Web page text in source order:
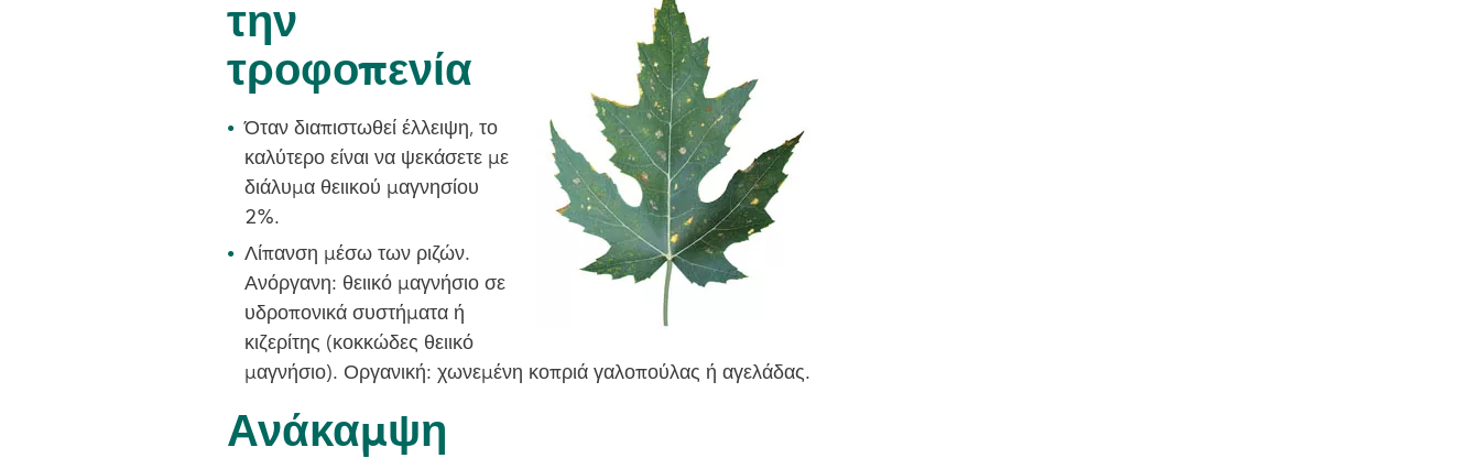
την
τροφοπενία
Όταν διαπιστωθεί έλλειψη, το
καλύτερο είναι να ψεκάσετε με
διάλυμα θειικού μαγνησίου
2%.
Λίπανση μέσω των ριζών.
Ανόργανη: θειικό μαγνήσιο σε
υδροπονικά συστήματα ή
κιζερίτης (κοκκώδες θειικό
μαγνήσιο). Οργανική: χωνεμένη κοπριά γαλοπούλας ή αγελάδας.
Ανάκαμψη